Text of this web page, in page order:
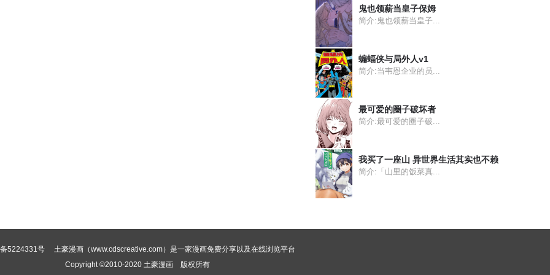
鬼也领薪当皇子保姆
简介:鬼也领薪当皇子...
蝙蝠侠与局外人v1
简介:当韦恩企业的员...
最可爱的圈子破坏者
简介:最可爱的圈子破...
我买了一座山 异世界生活其实也不赖
简介:「山里的饭菜真...
5224331号
土豪漫画（www.cdscreative.com）是一家漫画免费分享以及在线浏览平台
Copyright ©2010-2020 土豪漫画 版权所有